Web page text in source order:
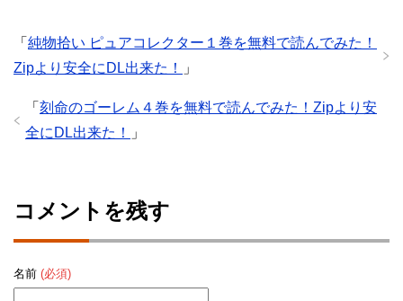
「 純物拾い ピュアコレクター１巻を無料で読んでみた！
Zipより安全にDL出来た！
」
「 刻命のゴーレム４巻を無料で読んでみた！Zipより安
全にDL出来た！
」
コメントを残す
名前 (必須)